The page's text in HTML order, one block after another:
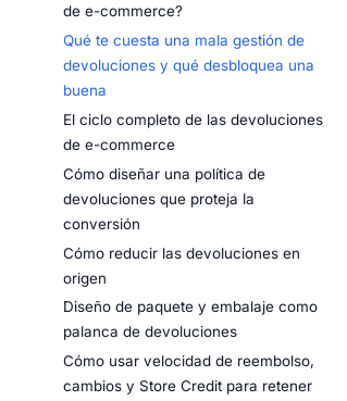
de e-commerce?
Qué te cuesta una mala gestión de
devoluciones y qué desbloquea una
buena
El ciclo completo de las devoluciones
de e-commerce
Cómo diseñar una política de
devoluciones que proteja la
conversión
Cómo reducir las devoluciones en
origen
Diseño de paquete y embalaje como
palanca de devoluciones
Cómo usar velocidad de reembolso,
cambios y Store Credit para retener